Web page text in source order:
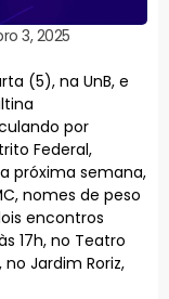
3, 2025
(5), na UnB, e
por
Federal,
próxima semana,
nomes de peso
encontros
17h, no Teatro
Jardim Roriz,